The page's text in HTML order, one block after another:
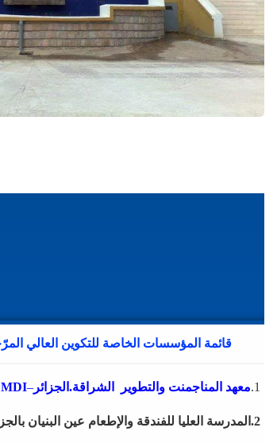
قائمة المؤسسات الخاصة للتكوين العالي
معهد المناجمنت والتطويرالشراقة.الجزائر –
MDI